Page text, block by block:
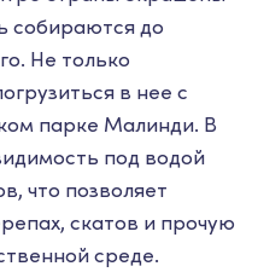
собираются до
Не только
в нее с
парке Малинди. В
под водой
что позволяет
скатов и прочую
среде.